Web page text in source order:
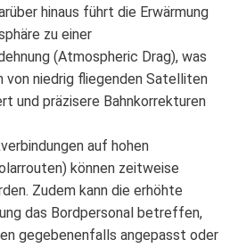
hinaus führt die Erwärmung
zu einer
(Atmospheric Drag), was
von niedrig fliegenden Satelliten
und präzisere Bahnkorrekturen
auf hohen
können zeitweise
Zudem kann die erhöhte
das Bordpersonal betreffen,
gegebenenfalls angepasst oder